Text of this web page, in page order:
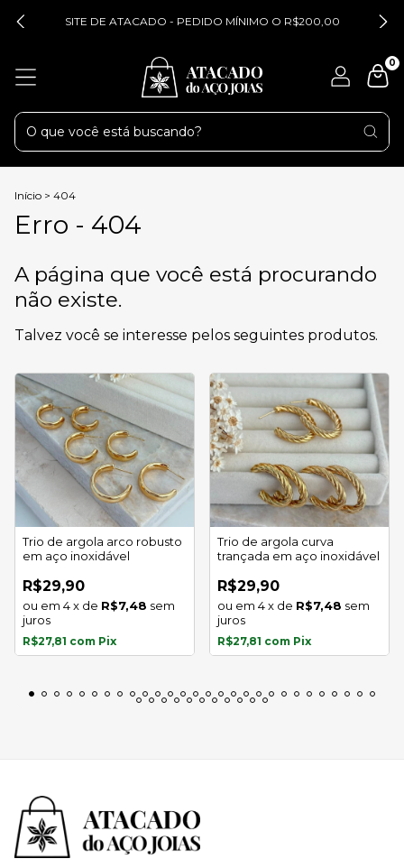
SITE DE ATACADO - PEDIDO MÍNIMO O R$200,00
0
Início > 404
Erro - 404
A página que você está procurando
não existe.
Talvez você se interesse pelos seguintes produtos.
Trio de argola arco robusto
em aço inoxidável
R$29,90
4x de R$7,48 sem
juros
R$27,81 com Pix
Trio de argola curva
trançada em aço inoxidável
R$29,90
4x de R$7,48 sem
juros
R$27,81 com Pix